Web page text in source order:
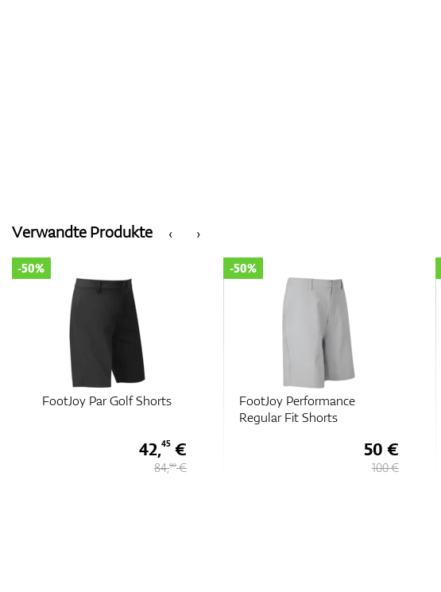
‹
Verwandte Produkte ›
FootJoy Par Golf Shorts
-50%
42,45 €
84,90€
FootJoy Performance
Regular Fit Shorts
-50%
50 €
100 €